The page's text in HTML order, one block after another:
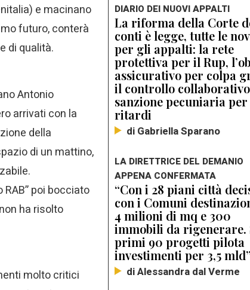
e macinano
futuro, conterà
di qualità.
Antonio
arrivati con la
della
di un mattino,
poi bocciato
ha risolto
molto critici
DIARIO DEI NUOVI APPALTI
La riforma della Corte
conti è legge, tutte le
per gli appalti: la rete
protettiva per il Rup,
assicurativo per colpa
il controllo
sanzione pecuniaria per
ritardi
di Gabriella Sparano
LA DIRETTRICE DEL DEMANIO
APPENA CONFERMATA
“Con i 28 piani città
con i Comuni
4 milioni di mq e 300
immobili da rigenerare.
primi 90 progetti pilota
investimenti per 3,5 mld”
di Alessandra dal Verme